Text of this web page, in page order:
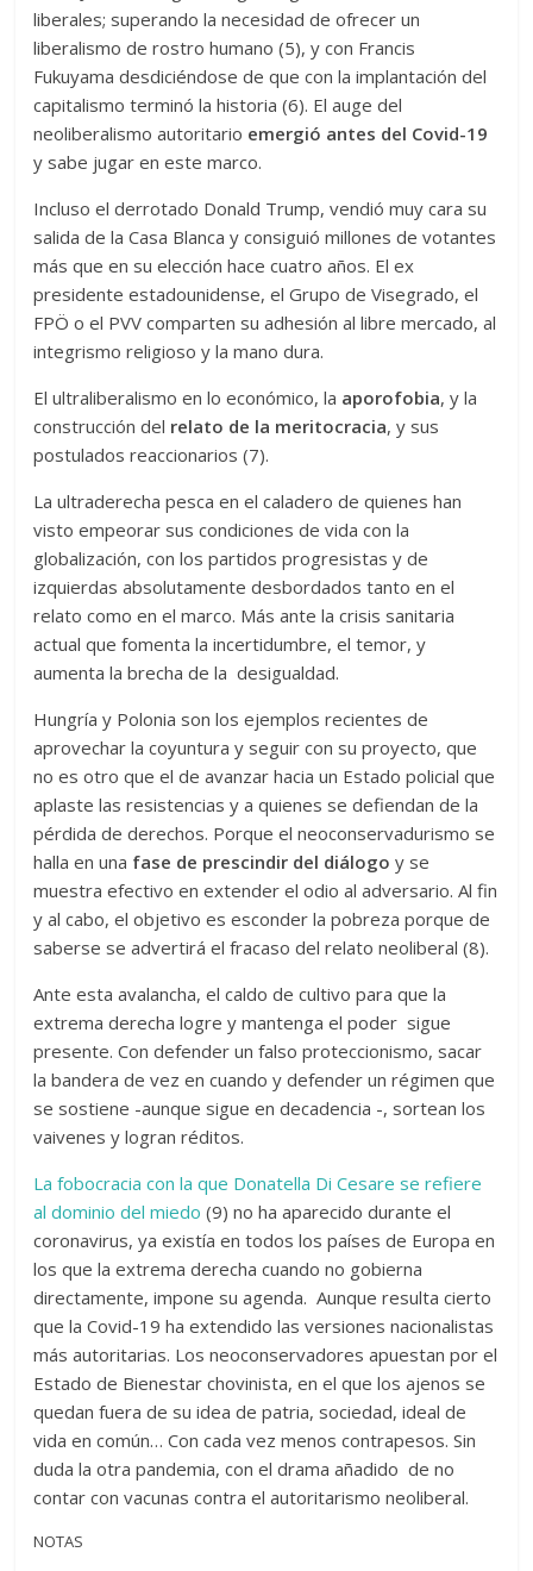
liberales; superando la necesidad de ofrecer un
liberalismo de rostro humano (5), y con Francis
Fukuyama desdiciéndose de que con la implantación del
capitalismo terminó la historia (6). El auge del
neoliberalismo autoritario emergió antes del Covid-19
y sabe jugar en este marco.
Incluso el derrotado Donald Trump, vendió muy cara su
salida de la Casa Blanca y consiguió millones de votantes
más que en su elección hace cuatro años. El ex
presidente estadounidense, el Grupo de Visegrado, el
FPÖ o el PVV comparten su adhesión al libre mercado, al
integrismo religioso y la mano dura.
El ultraliberalismo en lo económico, la aporofobia, y la
construcción del relato de la meritocracia, y sus
postulados reaccionarios (7).
La ultraderecha pesca en el caladero de quienes han
visto empeorar sus condiciones de vida con la
globalización, con los partidos progresistas y de
izquierdas absolutamente desbordados tanto en el
relato como en el marco. Más ante la crisis sanitaria
actual que fomenta la incertidumbre, el temor, y
aumenta la brecha de la desigualdad.
Hungría y Polonia son los ejemplos recientes de
aprovechar la coyuntura y seguir con su proyecto, que
no es otro que el de avanzar hacia un Estado policial que
aplaste las resistencias y a quienes se defiendan de la
pérdida de derechos. Porque el neoconservadurismo se
halla en una fase de prescindir del diálogoy se
muestra efectivo en extender el odio al adversario. Al fin
y al cabo, el objetivo es esconder la pobreza porque de
saberse se advertirá el fracaso del relato neoliberal (8).
Ante esta avalancha, el caldo de cultivo para que la
extrema derecha logre y mantenga el poder sigue
presente. Con defender un falso proteccionismo, sacar
la bandera de vez en cuando y defender un régimen que
se sostiene -aunque sigue en decadencia -, sortean los
vaivenes y logran réditos.
La fobocracia con la que Donatella Di Cesare se refiere
al dominio del miedo (9) no ha aparecido durante el
coronavirus, ya existía en todos los países de Europa en
los que la extrema derecha cuando no gobierna
directamente, impone su agenda. Aunque resulta cierto
que la Covid-19 ha extendido las versiones nacionalistas
más autoritarias. Los neoconservadores apuestan por el
Estado de Bienestar chovinista, en el que los ajenos se
quedan fuera de su idea de patria, sociedad, ideal de
vida en común… Con cada vez menos contrapesos. Sin
duda la otra pandemia, con el drama añadido de no
contar con vacunas contra el autoritarismo neoliberal.
NOTAS